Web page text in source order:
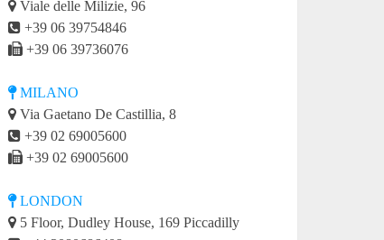
Viale delle Milizie, 96
+39 06 39754846
+39 06 39736076
MILANO
Via Gaetano De Castillia, 8
+39 02 69005600
+39 02 69005600
LONDON
5 Floor, Dudley House, 169 Piccadilly